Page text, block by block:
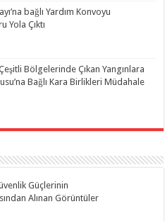
bağlı Yardım Konvoyu
Yola Çıktı
Çeşitli Bölgelerinde Çıkan Yangınlara
Bağlı Kara Birlikleri Müdahale
Güçlerinin
Alınan Görüntüler